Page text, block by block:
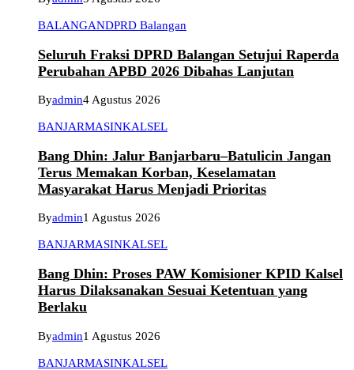
BALANGANDPRD Balangan
Seluruh Fraksi DPRD Balangan Setujui Raperda
Perubahan APBD 2026 Dibahas Lanjutan
Byadmin4 Agustus 2026
BANJARMASINKALSEL
Bang Dhin: Jalur Banjarbaru–Batulicin Jangan
Terus Memakan Korban, Keselamatan
Masyarakat Harus Menjadi Prioritas
Byadmin1 Agustus 2026
BANJARMASINKALSEL
Bang Dhin: Proses PAW Komisioner KPID Kalsel
Harus Dilaksanakan Sesuai Ketentuan yang
Berlaku
Byadmin1 Agustus 2026
BANJARMASINKALSEL